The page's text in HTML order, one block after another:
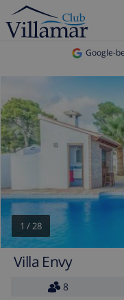
Google-
1 /28
Villa Envy
8